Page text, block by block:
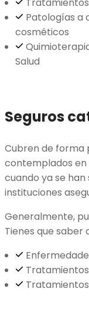
Patologías a
cosméticos
Salud
Seguros
Cubren de forma
contemplados en
cuando ya se
instituciones
Generalmente,
Tienes que saber